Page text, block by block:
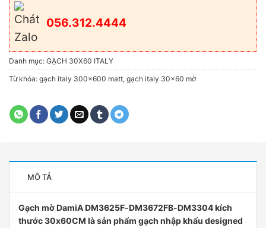
056.312.4444
Danh mục: GẠCH 30X60 ITALY
Từ khóa: gạch italy 300x600 matt, gạch italy 30x60 mờ
MÔ TẢ
Gạch mờ DamiA DM3625F-DM3672FB-DM3304 kích
thước 30x60CM là sản phẩm gạch nhập khẩu designed